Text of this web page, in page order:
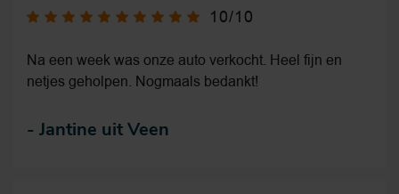
10/10
Na een week was onze auto verkocht. Heel fijn en
netjes geholpen. Nogmaals bedankt!
- Jantine uit Veen